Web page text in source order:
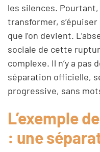
les silences.
transformer,
que l’on devient.
sociale de cette
complexe. Il n’y a pas
séparation officielle,
progressive, sans
L’exemple
: une